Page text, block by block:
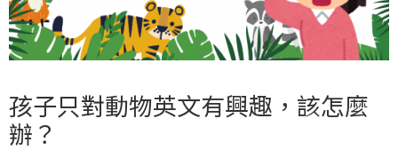
孩子只對動物英文有興趣，該怎麼
辦？